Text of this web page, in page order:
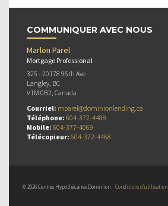
COMMUNIQUER AVEC NOUS
Marlon Parel
Mortgage Professional
325 - 20178 96th Ave
Langley, BC
V1M 0B2, Canada
Courriel: mparel@dominionlending.ca
Téléphone: 604-372-4488
Mobile: 604-377-4069
Télécopieur: 604-372-4468
© 2026 Centres Hypothécaires Dominion Conditions d’utilisation